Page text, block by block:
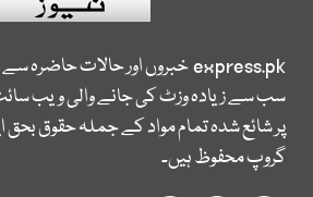
express.pkخبروں اور حالات حاضرہ
سب سے زیادہ وزٹ کی جانے والی ویب
پر شائع شدہ تمام مواد کے جملہ حقوق
گروپ محفوظ ہیں۔